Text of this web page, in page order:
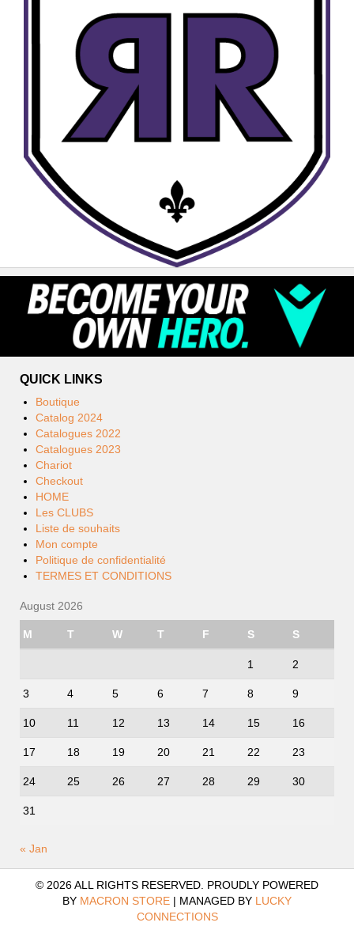
QUICK LINKS
Boutique
Catalog 2024
Catalogues 2022
Catalogues 2023
Chariot
Checkout
HOME
Les CLUBS
Liste de souhaits
Mon compte
Politique de confidentialité
TERMES ET CONDITIONS
August 2026
M T W T F S S
1 2
3 4 5 6 7 8 9
10 11 12 13 14 15 16
17 18 19 20 21 22 23
24 25 26 27 28 29 30
31
« Jan
© 2026 ALL RIGHTS RESERVED. PROUDLY POWERED
BY MACRON STORE | MANAGED BY LUCKY
CONNECTIONS